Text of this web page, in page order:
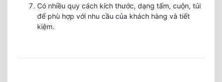
Có nhiều quy cách kích thước, dạng tấm, cuộn, túi
để phù hợp với nhu cầu của khách hàng và tiết
kiệm.